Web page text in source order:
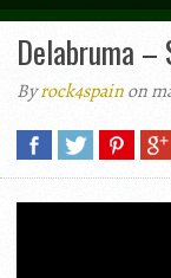
Delabruma –
Byrock4spainon